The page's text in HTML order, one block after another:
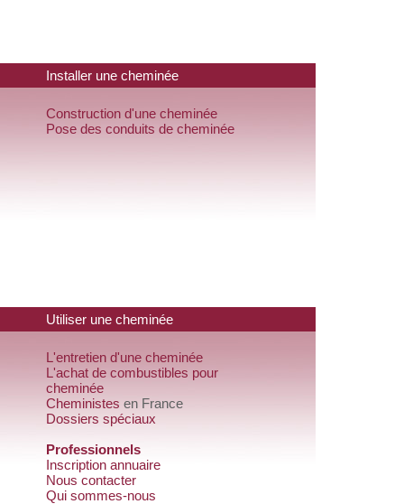
Installer une cheminée
Construction d'une cheminée
Pose des conduits de cheminée
Utiliser une cheminée
L'entretien d'une cheminée
L'achat de combustibles pour
cheminée
Cheministes en France
Dossiers spéciaux
Professionnels
Inscription annuaire
Nous contacter
Qui sommes-nous